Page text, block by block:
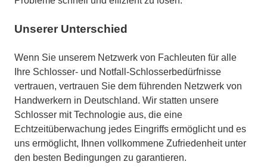
Unserer Unterschied
Wenn Sie unserem Netzwerk von Fachleuten für alle
Ihre Schlosser- und Notfall-Schlosserbedürfnisse
vertrauen, vertrauen Sie dem führenden Netzwerk von
Handwerkern in Deutschland. Wir statten unsere
Schlosser mit Technologie aus, die eine
Echtzeitüberwachung jedes Eingriffs ermöglicht und es
uns ermöglicht, Ihnen vollkommene Zufriedenheit unter
den besten Bedingungen zu garantieren.